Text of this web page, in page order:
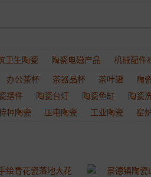
卫生陶瓷 陶瓷电磁产品
机械配件
办公茶杯 茶器品杯 茶叶罐 陶
摆件 陶瓷台灯 陶瓷鱼缸 陶瓷
种陶瓷 压电陶瓷 工业陶瓷 窑